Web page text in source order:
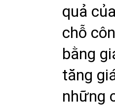
quả
chỗ
bằng
tăng
những